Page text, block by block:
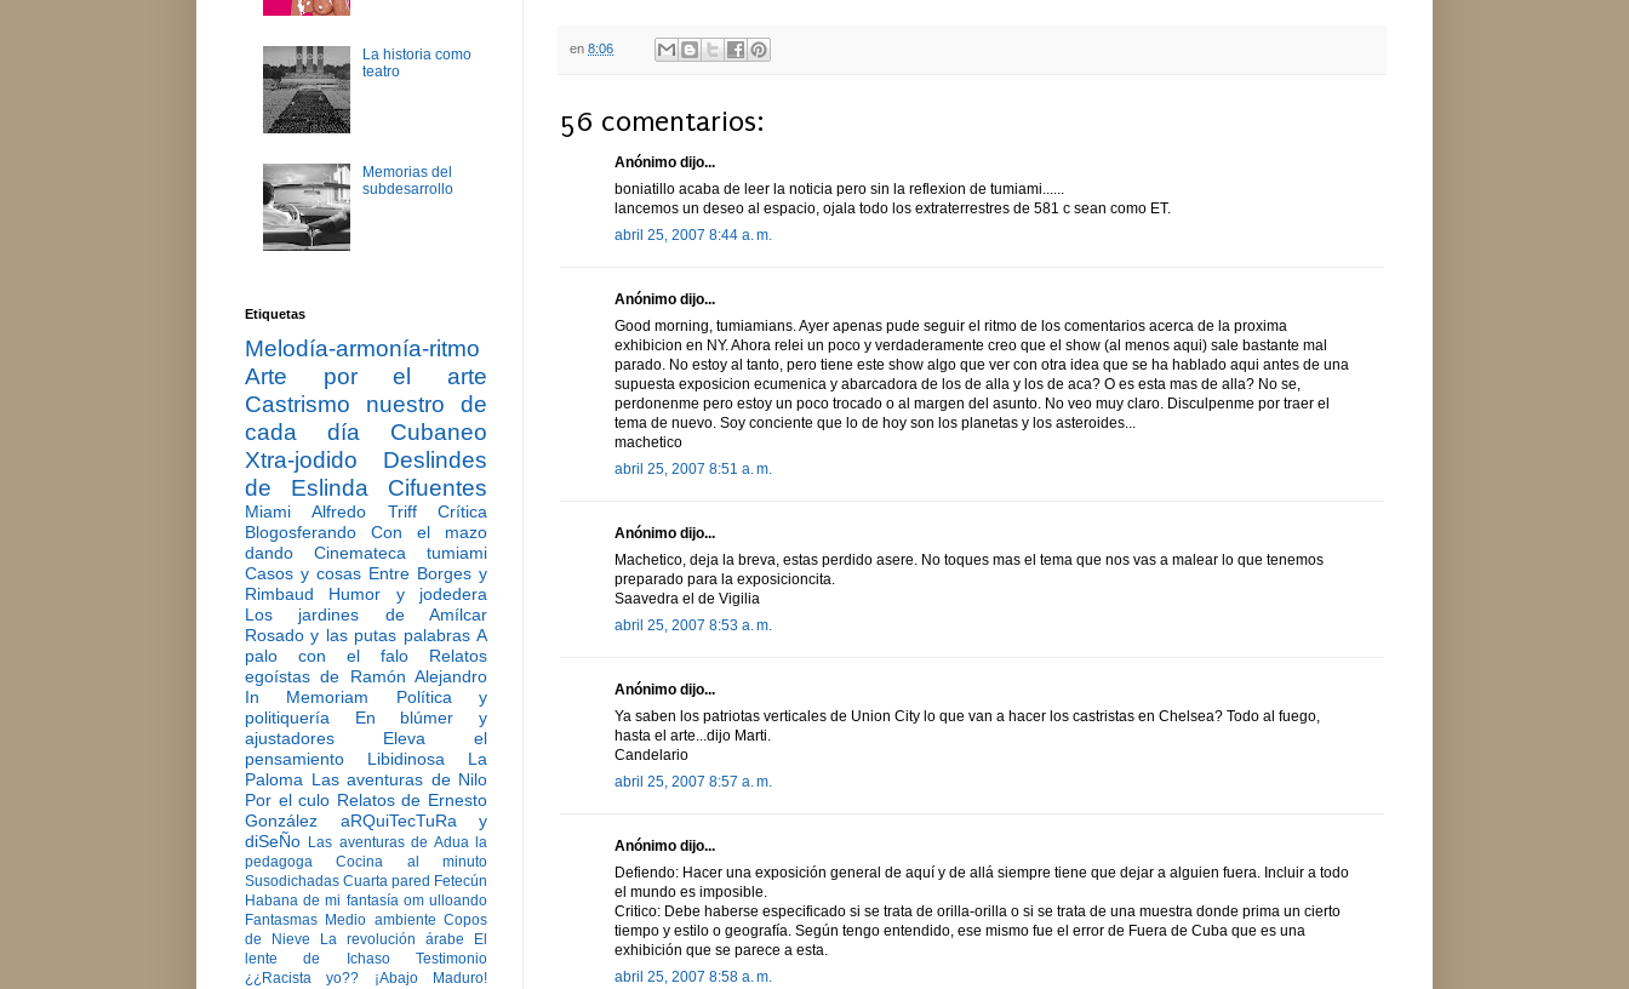
en 8:06
56 comentarios:
Anónimo dijo...
boniatillo acaba de leer la noticia pero sin la reflexion de tumiami......
lancemos un deseo al espacio, ojala todo los extraterrestres de 581 c sean como ET.
abril 25, 2007 8:44 a. m.
Anónimo dijo...
Good morning, tumiamians. Ayer apenas pude seguir el ritmo de los comentarios acerca de la proxima
exhibicion en NY. Ahora relei un poco y verdaderamente creo que el show (al menos aqui) sale bastante mal
parado. No estoy al tanto, pero tiene este show algo que ver con otra idea que se ha hablado aqui antes de una
supuesta exposicion ecumenica y abarcadora de los de alla y los de aca? O es esta mas de alla? No se,
perdonenme pero estoy un poco trocado o al margen del asunto. No veo muy claro. Disculpenme por traer el
tema de nuevo. Soy conciente que lo de hoy son los planetas y los asteroides...
machetico
abril 25, 2007 8:51 a. m.
Anónimo dijo...
Machetico, deja la breva, estas perdido asere. No toques mas el tema que nos vas a malear lo que tenemos
preparado para la exposicioncita.
Saavedra el de Vigilia
abril 25, 2007 8:53 a. m.
Anónimo dijo...
Ya saben los patriotas verticales de Union City lo que van a hacer los castristas en Chelsea? Todo al fuego,
hasta el arte...dijo Marti.
Candelario
abril 25, 2007 8:57 a. m.
Anónimo dijo...
Defiendo: Hacer una exposición general de aquí y de allá siempre tiene que dejar a alguien fuera. Incluir a todo
el mundo es imposible.
Critico: Debe haberse especificado si se trata de orilla-orilla o si se trata de una muestra donde prima un cierto
tiempo y estilo o geografía. Según tengo entendido, ese mismo fue el error de Fuera de Cuba que es una
exhibición que se parece a esta.
abril 25, 2007 8:58 a. m.
La historia como
teatro
Memorias del
subdesarrollo
Etiquetas
Melodía-armonía-ritmo
Arte por el arte
Castrismo nuestro de
cada día
Cubaneo
Xtra-jodido
Deslindes
de Eslinda Cifuentes
Miami Alfredo Triff
Crítica
Blogosferando
Con el mazo
dando
Cinemateca tumiami
Casos y cosas Entre Borges y
Rimbaud
Humor y jodedera
Los jardines de Amílcar
Rosado y las putas palabras A
palo con el falo
Relatos
egoístas de Ramón Alejandro
In Memoriam
Política y
politiquería
En blúmer y
ajustadores
Eleva el
pensamiento
Libidinosa
La
Paloma Las aventuras de Nilo
Por el culo Relatos de Ernesto
González
aRQuiTecTuRa y
diSeÑo Las aventuras de Adua la
pedagoga
Cocina al minuto
Susodichadas Cuarta pared Fetecún
Habana de mi fantasía om ulloando
Fantasmas Medio ambiente Copos
de Nieve
La revolución árabe
El
lente de Ichaso
Testimonio
¿¿Racista yo??
¡Abajo Maduro!